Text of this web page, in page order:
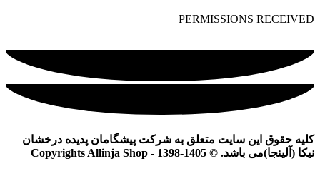
PERMISSIONS RECEIVED
کلیه حقوق این سایت متعلق به شرکت پیشگامان پدیده درخشان
نیکا (آلینجا)می باشد. © Copyrights Allinja Shop - 1398-1405